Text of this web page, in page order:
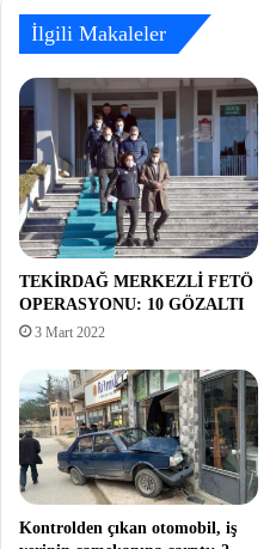
İlgili Makaleler
TEKİRDAĞ MERKEZLİ FETÖ
OPERASYONU: 10 GÖZALTI
3 Mart 2022
Kontrolden çıkan otomobil, iş